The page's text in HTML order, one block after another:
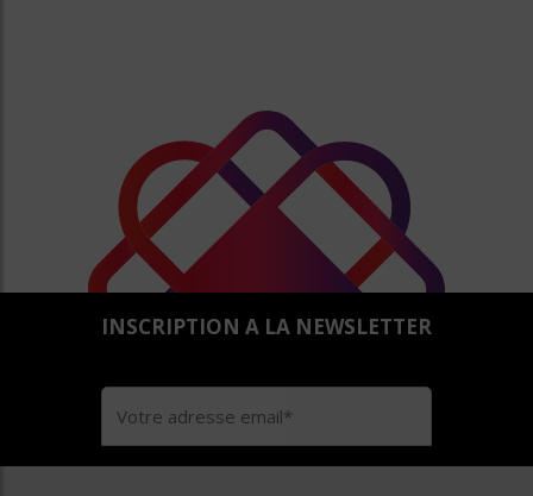
INSCRIPTION A LA NEWSLETTER